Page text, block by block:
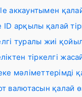
аккаунтымен
ID арқылы қалай
туралы жиі
тіркелгі
мәліметтерімді
валютасын қалай